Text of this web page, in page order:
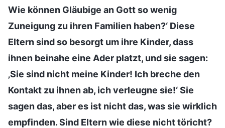
Wie können Gläubige an Gott so wenig
Zuneigung zu ihren Familien haben?‘ Diese
Eltern sind so besorgt um ihre Kinder, dass
ihnen beinahe eine Ader platzt, und sie sagen:
‚Sie sind nicht meine Kinder! Ich breche den
Kontakt zu ihnen ab, ich verleugne sie!‘ Sie
sagen das, aber es ist nicht das, was sie wirklich
empfinden. Sind Eltern wie diese nicht töricht?